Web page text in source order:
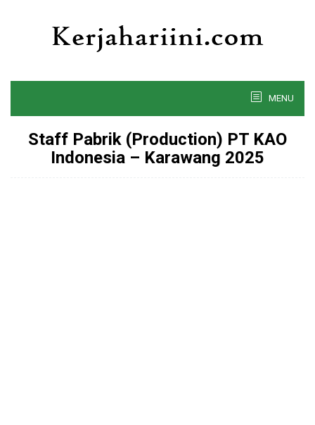
MENU
Staff Pabrik (Production) PT KAO
Indonesia – Karawang 2025